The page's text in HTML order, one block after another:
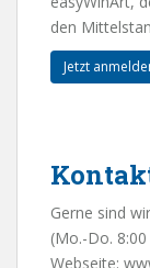
den
Jetzt
Gerne sind
(Mo.-Do.
Webseite: